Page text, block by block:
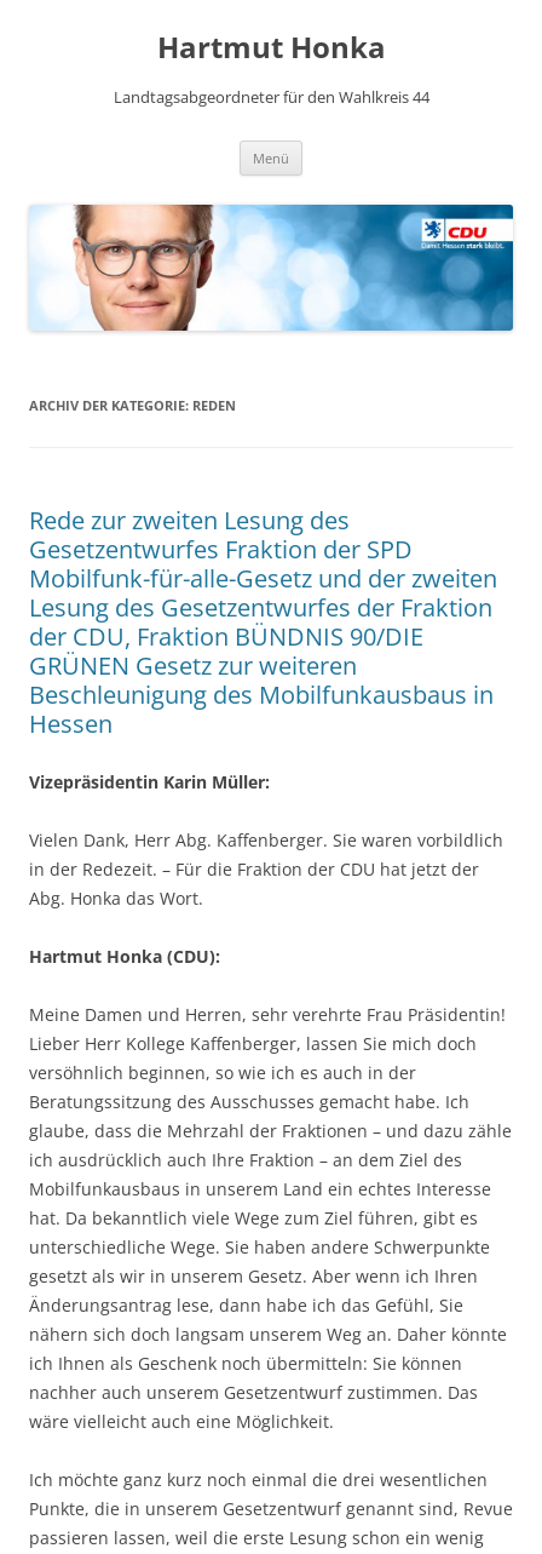
Hartmut Honka
Landtagsabgeordneter für den Wahlkreis 44
Menü
ARCHIV DER KATEGORIE: REDEN
Rede zur zweiten Lesung des
Gesetzentwurfes Fraktion der SPD
Mobilfunk-für-alle-Gesetz und der zweiten
Lesung des Gesetzentwurfes der Fraktion
der CDU, Fraktion BÜNDNIS 90/DIE
GRÜNEN Gesetz zur weiteren
Beschleunigung des Mobilfunkausbaus in
Hessen
Vizepräsidentin Karin Müller:
Vielen Dank, Herr Abg. Kaffenberger. Sie waren vorbildlich
in der Redezeit. – Für die Fraktion der CDU hat jetzt der
Abg. Honka das Wort.
Hartmut Honka (CDU):
Meine Damen und Herren, sehr verehrte Frau Präsidentin!
Lieber Herr Kollege Kaffenberger, lassen Sie mich doch
versöhnlich beginnen, so wie ich es auch in der
Beratungssitzung des Ausschusses gemacht habe. Ich
glaube, dass die Mehrzahl der Fraktionen – und dazu zähle
ich ausdrücklich auch Ihre Fraktion – an dem Ziel des
Mobilfunkausbaus in unserem Land ein echtes Interesse
hat. Da bekanntlich viele Wege zum Ziel führen, gibt es
unterschiedliche Wege. Sie haben andere Schwerpunkte
gesetzt als wir in unserem Gesetz. Aber wenn ich Ihren
Änderungsantrag lese, dann habe ich das Gefühl, Sie
nähern sich doch langsam unserem Weg an. Daher könnte
ich Ihnen als Geschenk noch übermitteln: Sie können
nachher auch unserem Gesetzentwurf zustimmen. Das
wäre vielleicht auch eine Möglichkeit.
Ich möchte ganz kurz noch einmal die drei wesentlichen
Punkte, die in unserem Gesetzentwurf genannt sind, Revue
passieren lassen, weil die erste Lesung schon ein wenig